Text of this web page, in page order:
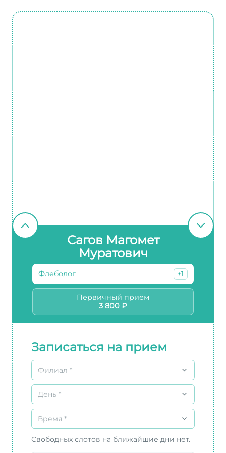
Сагов Магомет
Муратович
Флеболог +1
Первичный приём
3 800 ₽
Записаться на прием
Филиал *
День *
Время *
Свободных слотов на ближайшие дни нет.